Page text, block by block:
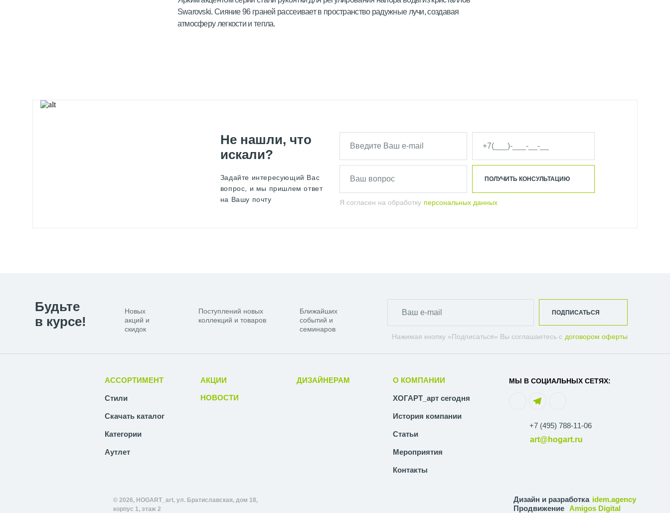
Swarovski. Сияние 96 граней рассеивает в пространство радужные лучи, создавая
атмосферу легкости и тепла.
Не нашли, что
искали?
Задайте интересующий Вас
вопрос, и мы пришлем ответ
на Вашу почту
Я согласен на обработку персональных данных
ПОЛУЧИТЬ КОНСУЛЬТАЦИЮ
Будьте
в курсе!
Новых
акций и
скидок
Поступлений новых
коллекций и товаров
Ближайших
событий и
семинаров
Нажимая кнопку «Подписаться» Вы соглашаетесь с договором оферты
ПОДПИСАТЬСЯ
АССОРТИМЕНТ
Стили
Скачать каталог
Категории
Аутлет
АКЦИИ
НОВОСТИ
ДИЗАЙНЕРАМ О КОМПАНИИ
ХОГАРТ_арт сегодня
История компании
Статьи
Мероприятия
Контакты
МЫ В СОЦИАЛЬНЫХ СЕТЯХ:
+7 (495) 788-11-06
art@hogart.ru
© 2026, HOGART_art, ул. Братиславская, дом 18,
корпус 1, этаж 2
Дизайн и разработка idem.agency
Продвижение Amigos Digital